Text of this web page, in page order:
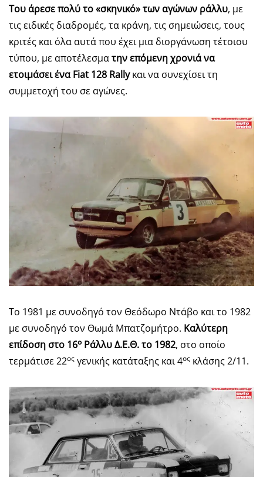
Του άρεσε πολύ το «σκηνικό» των αγώνων ράλλυ, με
τις ειδικές διαδρομές, τα κράνη, τις σημειώσεις, τους
κριτές και όλα αυτά που έχει μια διοργάνωση τέτοιου
τύπου, με αποτέλεσματην επόμενη χρονιά να
ετοιμάσει ένα Fiat 128 Rallyκαι να συνεχίσει τη
συμμετοχή του σε αγώνες.
To 1981 με συνοδηγό τον Θεόδωρο Ντάβο και το 1982
με συνοδηγό τον Θωμά Μπατζομήτρο. Καλύτερη
επίδοση στο 16ο Ράλλυ Δ.Ε.Θ. το 1982, στο οποίο
τερμάτισε 22ος γενικής κατάταξης και 4ος κλάσης 2/11.